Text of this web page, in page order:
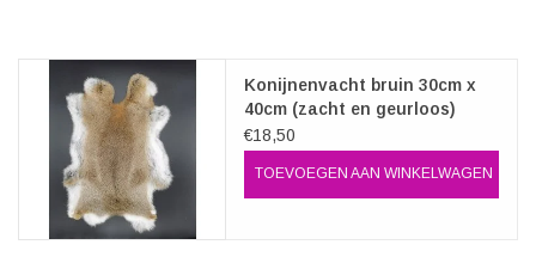
Konijnenvacht bruin 30cm x
40cm (zacht en geurloos)
€18,50
TOEVOEGEN AAN WINKELWAGEN